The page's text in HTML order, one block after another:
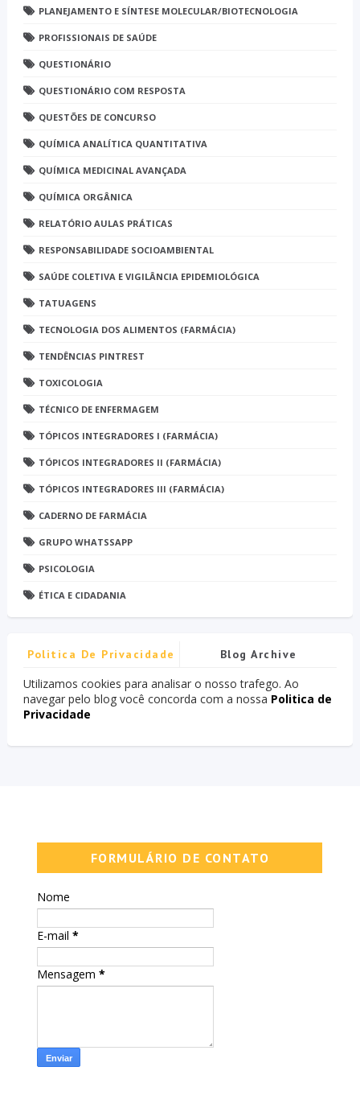
PLANEJAMENTO E SÍNTESE MOLECULAR/BIOTECNOLOGIA
PROFISSIONAIS DE SAÚDE
QUESTIONÁRIO
QUESTIONÁRIO COM RESPOSTA
QUESTÕES DE CONCURSO
QUÍMICA ANALÍTICA QUANTITATIVA
QUÍMICA MEDICINAL AVANÇADA
QUÍMICA ORGÂNICA
RELATÓRIO AULAS PRÁTICAS
RESPONSABILIDADE SOCIOAMBIENTAL
SAÚDE COLETIVA E VIGILÂNCIA EPIDEMIOLÓGICA
TATUAGENS
TECNOLOGIA DOS ALIMENTOS (FARMÁCIA)
TENDÊNCIAS PINTREST
TOXICOLOGIA
TÉCNICO DE ENFERMAGEM
TÓPICOS INTEGRADORES I (FARMÁCIA)
TÓPICOS INTEGRADORES II (FARMÁCIA)
TÓPICOS INTEGRADORES III (FARMÁCIA)
CADERNO DE FARMÁCIA
GRUPO WHATSSAPP
PSICOLOGIA
ÉTICA E CIDADANIA
Politica De Privacidade Blog Archive
Utilizamos cookies para analisar o nosso trafego. Ao
navegar pelo blog você concorda com a nossa Politica de
Privacidade
FORMULÁRIO DE CONTATO
Nome
E-mail*
Mensagem*